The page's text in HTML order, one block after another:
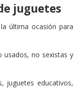
juguetes
última ocasión para
usados, no sexistas y
juguetes educativos,